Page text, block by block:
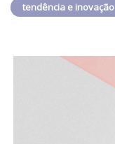
tendência e inovação